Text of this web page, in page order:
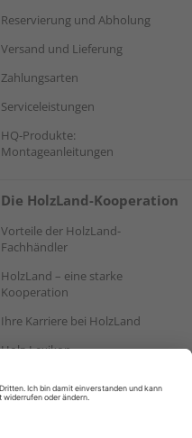
Reservierung und Abholung
Versand und Lieferung
Zahlungsarten
Serviceleistungen
HQ-Produkte:
Montageanleitungen
Die HolzLand-Kooperation
Vorteile der HolzLand-
Fachhändler
HolzLand – eine starke
Kooperation
Ihre Karriere bei HolzLand
Holz-Lexikon